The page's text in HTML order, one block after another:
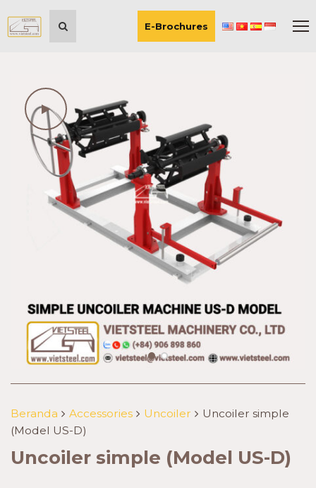
E-Brochures
Beranda Accessories Uncoiler
Uncoiler simple
(Model US-D)
Uncoiler simple (Model US-D)